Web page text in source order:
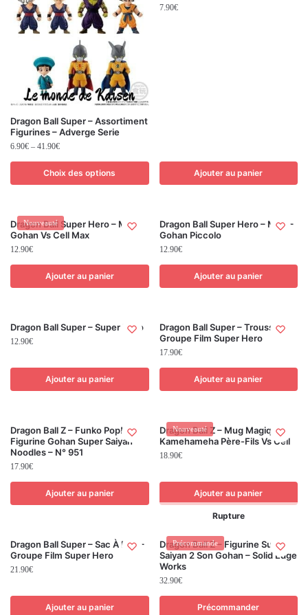
Dragon Ball Super – Assortiment
Figurines – Adverge Serie
6.90€ – 41.90€
Choix des options
7.90€
Ajouter au panier
Nouveauté
Dragon Ball Super Hero – Mug
Gohan Vs Cell Max
12.90€
Ajouter au panier
Dragon Ball Super Hero – Mug –
Gohan Piccolo
12.90€
Ajouter au panier
Dragon Ball Super – Super Hero
12.90€
Ajouter au panier
Dragon Ball Super – Trousse –
Groupe Film Super Hero
17.90€
Ajouter au panier
Dragon Ball Z – Funko Pop! –
Figurine Gohan Super Saiyan
Noodles – N° 951
17.90€
Ajouter au panier
Nouveauté
Dragon Ball Z – Mug Magique –
Kamehameha Père-Fils Vs Cell
18.90€
Ajouter au panier
Dragon Ball Super – Sac À Dos –
Groupe Film Super Hero
21.90€
Ajouter au panier
Précommande
Rupture
Dragon Ball Z – Figurine Super
Saiyan 2 Son Gohan – Solid Edge
Works
32.90€
Précommander